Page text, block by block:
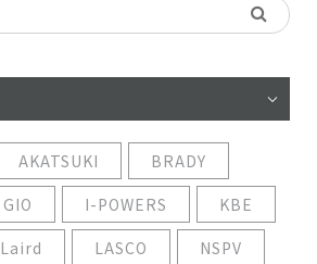
AKATSUKI
BRADY
GIO I-POWERS
KBE
Laird LASCO
NSPV